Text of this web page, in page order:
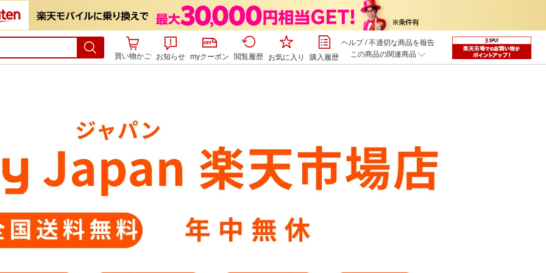
買い物かご お知らせ myクーポン 閲覧履歴 お気に入り 購入履歴
ヘルプ/不適切な商品を報告
この商品の関連商品